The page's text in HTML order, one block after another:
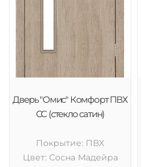
Дверь "Омис" Комфорт ПВХ
СС (стекло сатин)
Покрытие: ПВХ
Цвет: Cосна Мадейра